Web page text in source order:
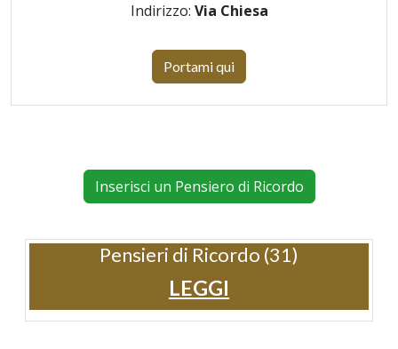
Indirizzo: Via Chiesa
Portami qui
Inserisci un Pensiero di Ricordo
Pensieri di Ricordo (31)
LEGGI